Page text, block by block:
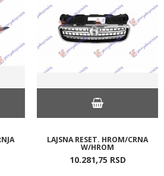
LAJSNA RESET. HROM/CRNA
W/HROM
10.281,75 RSD